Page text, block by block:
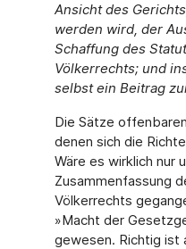
Ansicht des
werden wird, der
Schaffung des
Völkerrechts; und
selbst ein Beitrag
Die Sätze
denen sich die
Wäre es wirklich nur
Zusammenfassung
Völkerrechts
»Macht der
gewesen. Richtig ist